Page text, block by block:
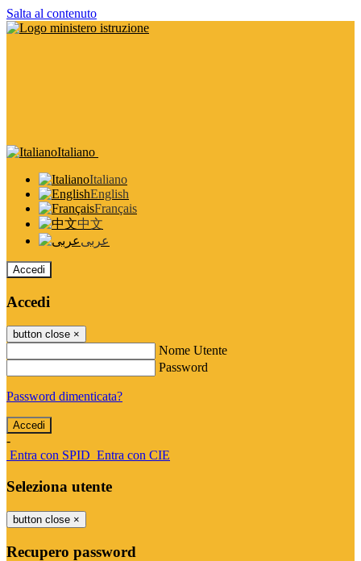
Salta al contenuto
Italiano
Italiano
English
Français
中文
عربى
Accedi
Accedi
button close ×
Nome Utente
Password
Password dimenticata?
-
Entra con SPID Entra con CIE
Seleziona utente
button close ×
Recupero password